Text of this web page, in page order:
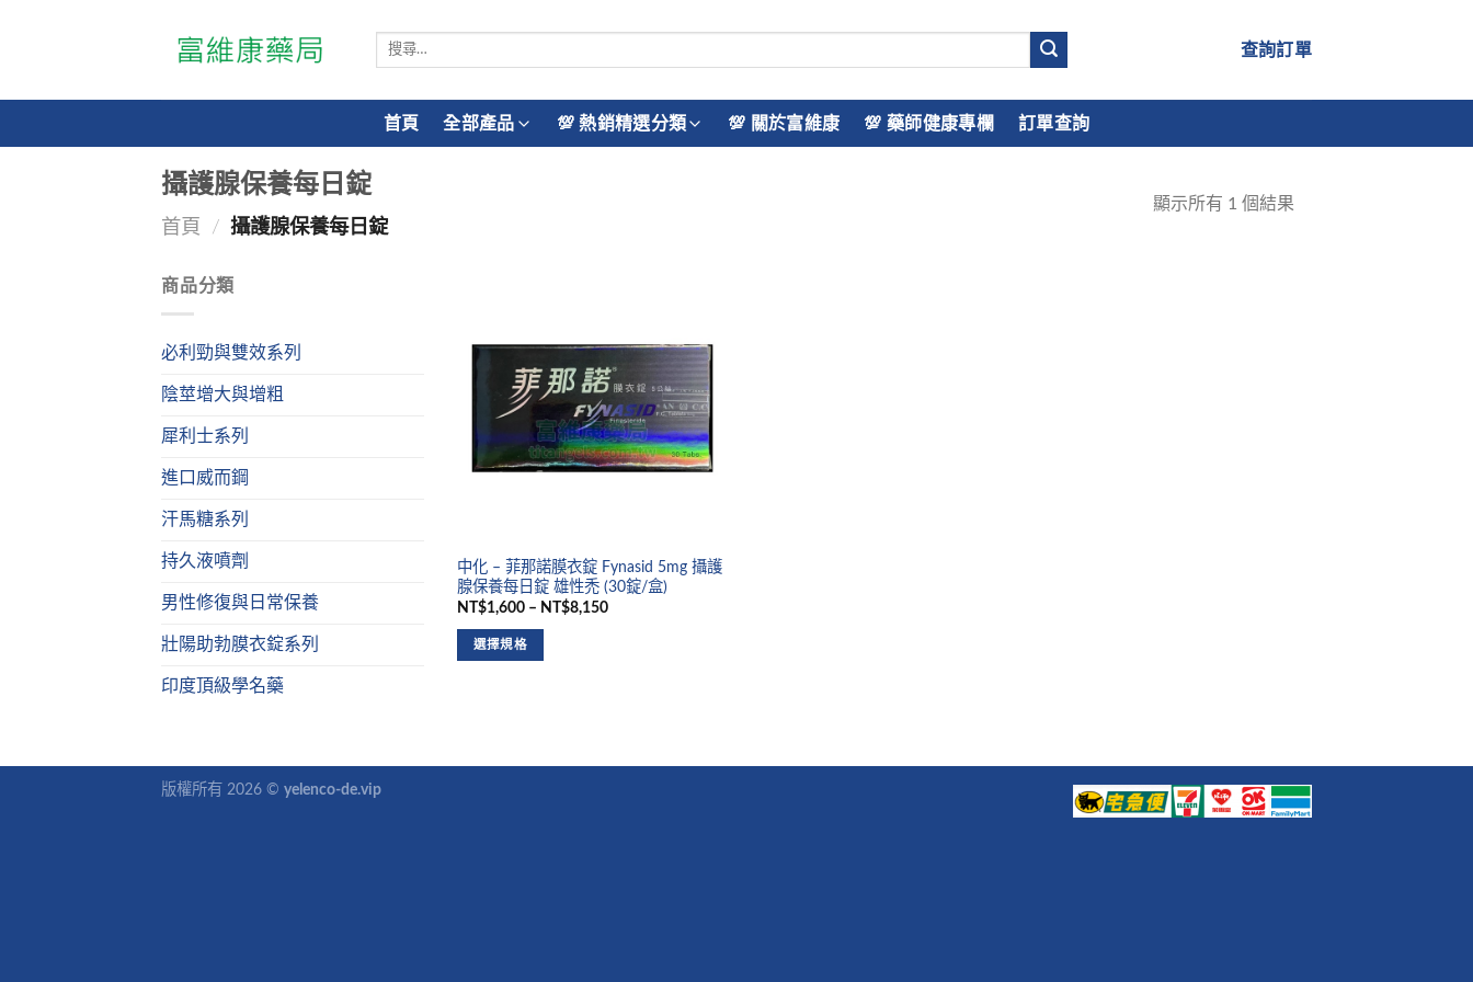
搜
鍵
字:
查詢訂單
首頁 全部產品 💯 熱銷精選分類 💯 關於富維康 💯 藥師健康專欄 訂單查詢
攝護腺保養每日錠
首頁 / 攝護腺保養每日錠
顯示所有 1 個結果
商品分類
必利勁與雙效系列
陰莖增大與增粗
犀利士系列
進口威而鋼
汗馬糖系列
持久液噴劑
男性修復與日常保養
壯陽助勃膜衣錠系列
印度頂級學名藥
中化 – 菲那諾膜衣錠 Fynasid 5mg 攝護
腺保養每日錠 雄性禿 (30錠/盒)
NT$1,600 – NT$8,150
選擇規格
版權所有 2026 © yelenco-de.vip